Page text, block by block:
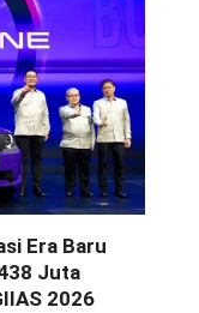
Era Baru
Juta
2026